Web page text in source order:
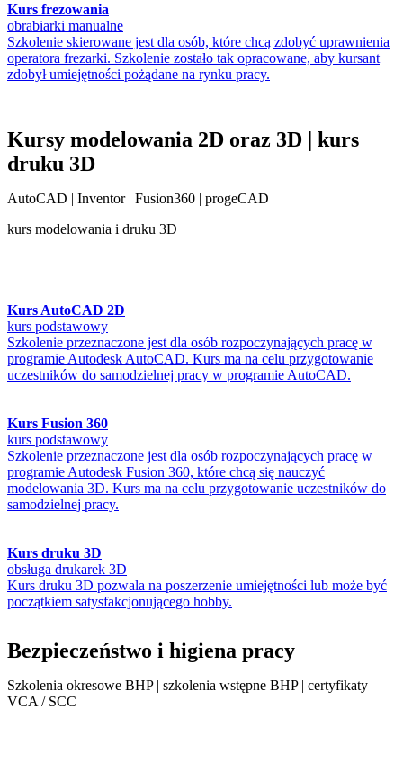
Kurs frezowania
obrabiarki manualne
Szkolenie skierowane jest dla osób, które chcą zdobyć uprawnienia
operatora frezarki. Szkolenie zostało tak opracowane, aby kursant
zdobył umiejętności pożądane na rynku pracy.
Kursy modelowania 2D oraz 3D | kurs
druku 3D
AutoCAD | Inventor | Fusion360 | progeCAD
kurs modelowania i druku 3D
Kurs AutoCAD 2D
kurs podstawowy
Szkolenie przeznaczone jest dla osób rozpoczynających pracę w
programie Autodesk AutoCAD. Kurs ma na celu przygotowanie
uczestników do samodzielnej pracy w programie AutoCAD.
Kurs Fusion 360
kurs podstawowy
Szkolenie przeznaczone jest dla osób rozpoczynających pracę w
programie Autodesk Fusion 360, które chcą się nauczyć
modelowania 3D. Kurs ma na celu przygotowanie uczestników do
samodzielnej pracy.
Kurs druku 3D
obsługa drukarek 3D
Kurs druku 3D pozwala na poszerzenie umiejętności lub może być
początkiem satysfakcjonującego hobby.
Bezpieczeństwo i higiena pracy
Szkolenia okresowe BHP | szkolenia wstępne BHP | certyfikaty
VCA / SCC